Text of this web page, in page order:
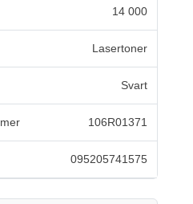
14 000
Lasertoner
Svart
106R01371
095205741575